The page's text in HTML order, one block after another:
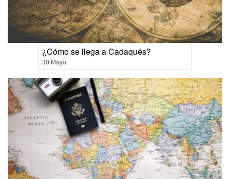
¿Cómo se llega a Cadaqués?
30 Mayo